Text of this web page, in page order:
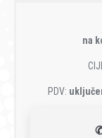
na
PDV: